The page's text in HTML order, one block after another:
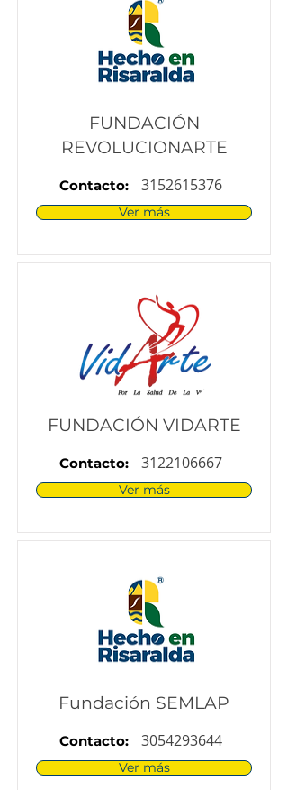
FUNDACIÓN
REVOLUCIONARTE
Contacto: 3152615376
Ver más
FUNDACIÓN VIDARTE
Contacto: 3122106667
Ver más
Fundación SEMLAP
Contacto: 3054293644
Ver más